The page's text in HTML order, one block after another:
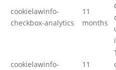
cookielawinfo-
checkbox-analytics
11
months
cookielawinfo-
11